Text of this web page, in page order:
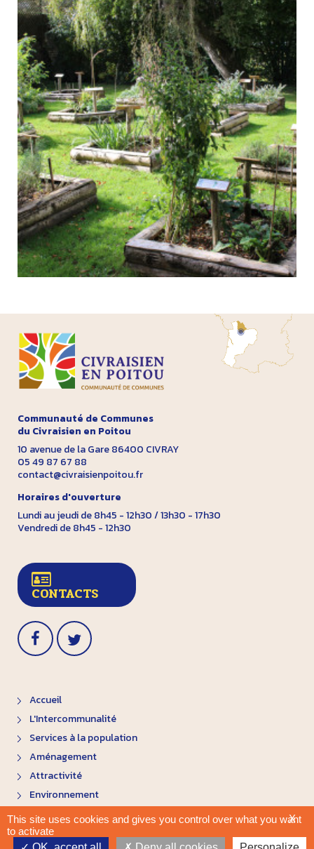
Communauté de Communes
du Civraisien en Poitou
10 avenue de la Gare 86400 CIVRAY
05 49 87 67 88
contact@civraisienpoitou.fr
Horaires d'ouverture
Lundi au jeudi de 8h45 - 12h30 / 13h30 - 17h30
Vendredi de 8h45 - 12h30
CONTACTS
Accueil
L'Intercommunalité
Services à la population
Aménagement
Attractivité
Environnement
Plan du site
Mentions légales
X
This site uses cookies and gives you control over what you want
to activate